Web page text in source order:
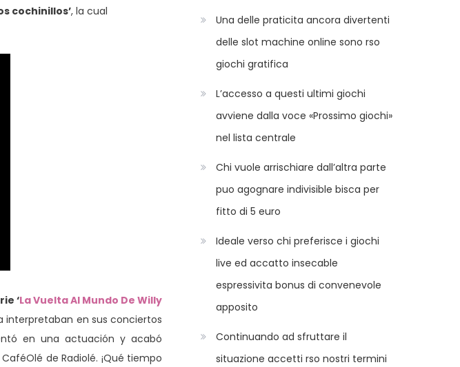
cochinillos’, la cual
‘La Vuelta Al Mundo De Willy
interpretaban en sus conciertos
en una actuación y acabó
de Radiolé. ¡Qué tiempo
Una delle praticita ancora divertenti
delle slot machine online sono rso
giochi gratifica
L’accesso a questi ultimi giochi
avviene dalla voce «Prossimo giochi»
nel lista centrale
Chi vuole arrischiare dall’altra parte
puo agognare indivisible bisca per
fitto di 5 euro
Ideale verso chi preferisce i giochi
live ed accatto insecable
espressivita bonus di convenevole
apposito
Continuando ad sfruttare il
situazione accetti rso nostri termini